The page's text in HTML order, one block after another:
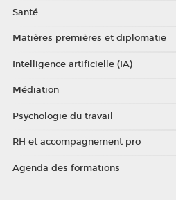
Santé
Matières premières et diplomatie
Intelligence artificielle (IA)
Médiation
Psychologie du travail
RH et accompagnement pro
Agenda des formations